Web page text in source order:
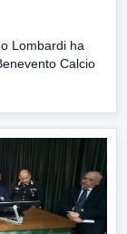
Lombardi ha
Calcio